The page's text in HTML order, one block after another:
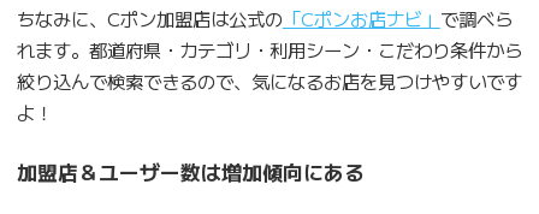
ちなみに、Cポン加盟店は公式の「Cポンお店ナビ」 で調べら
れます。都道府県・カテゴリ・利用シーン・こだわり条件から
絞り込んで検索できるので、気になるお店を見つけやすいです
よ！
加盟店＆ユーザー数は増加傾向にある